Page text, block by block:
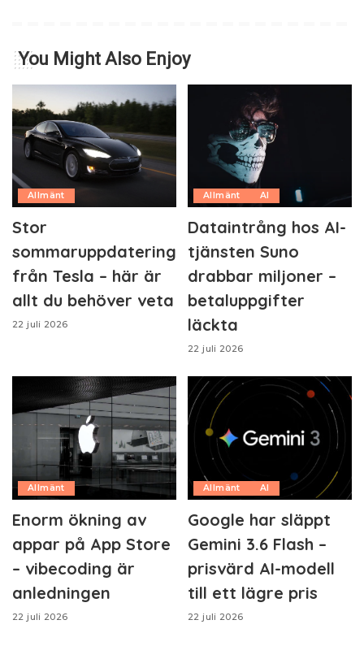
You Might Also Enjoy
Allmänt
Stor
sommaruppdatering
från Tesla – här är
allt du behöver veta
22 juli 2026
Allmänt AI
Dataintrång hos AI-
tjänsten Suno
drabbar miljoner –
betaluppgifter
läckta
22 juli 2026
Allmänt
Enorm ökning av
appar på App Store
– vibecoding är
anledningen
22 juli 2026
Allmänt AI
Google har släppt
Gemini 3.6 Flash –
prisvärd AI-modell
till ett lägre pris
22 juli 2026